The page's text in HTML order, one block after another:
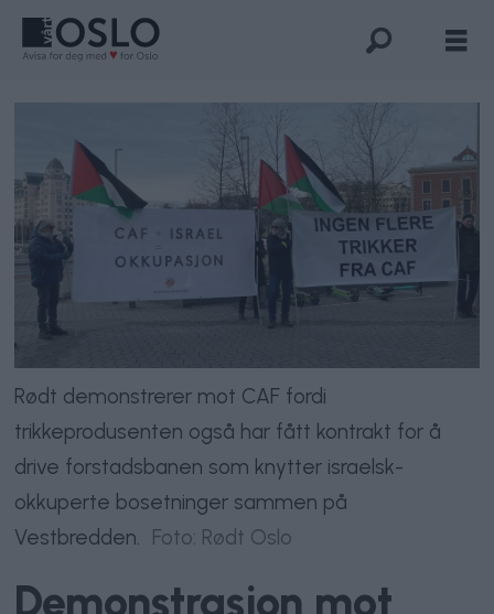
Rødt demonstrerer mot CAF fordi
trikkeprodusenten også har fått kontrakt for å
drive forstadsbanen som knytter israelsk-
okkuperte bosetninger sammen på
Vestbredden. Foto: Rødt Oslo
Demonstrasjon mot